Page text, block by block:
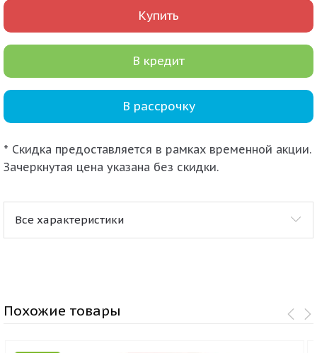
Купить
В кредит
В рассрочку
* Скидка предоставляется в рамках временной акции.
Зачеркнутая цена указана без скидки.
Все характеристики
Похожие товары